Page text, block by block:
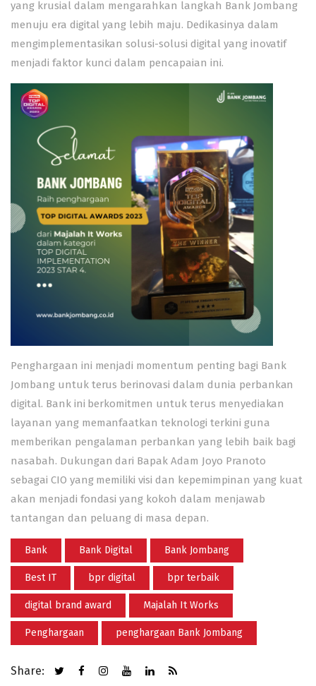
yang krusial dalam mengarahkan langkah Bank Jombang
menuju era digital yang lebih maju. Dedikasinya dalam
mengimplementasikan solusi-solusi digital yang inovatif
menjadi faktor kunci dalam pencapaian ini.
Penghargaan ini menjadi momentum penting bagi Bank
Jombang untuk terus berinovasi dalam dunia perbankan
digital. Bank ini berkomitmen untuk terus menyediakan
layanan yang memanfaatkan teknologi terkini guna
memberikan pengalaman perbankan yang lebih baik bagi
nasabah. Dukungan dari Bapak Adam Joyo Pranoto
sebagai CIO yang memiliki visi dan kepemimpinan yang kuat
akan menjadi fondasi yang kokoh dalam menjawab
tantangan dan peluang di masa depan.
Bank Bank Digital Bank Jombang
Best IT bpr digital bpr terbaik
digital brand award Majalah It Works
Penghargaan penghargaan Bank Jombang
Share: